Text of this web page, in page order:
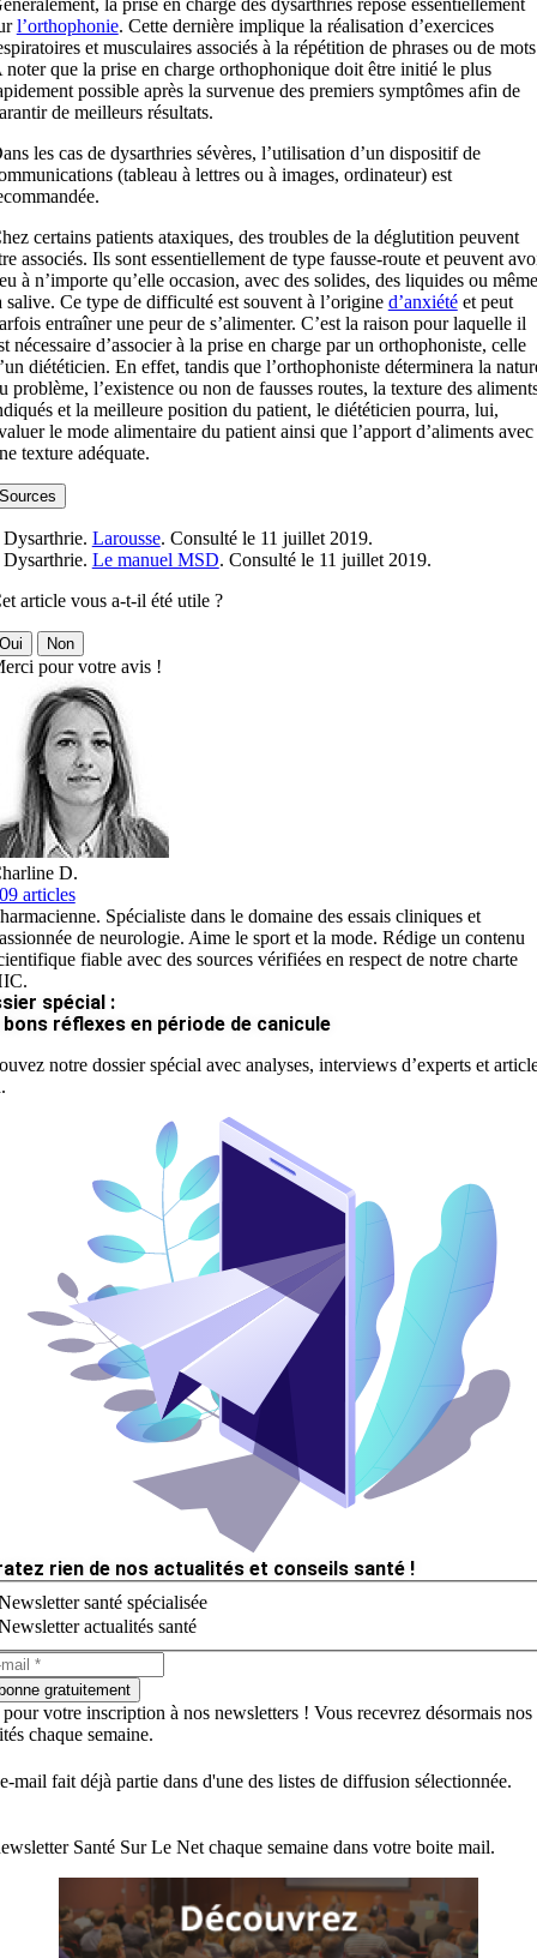
la prise en charge des dysarthries repose essentiellement
l’orthophonie. Cette dernière implique la réalisation d’exercices
et musculaires associés à la répétition de phrases ou de
noter que la prise en charge orthophonique doit être initié le plus
possible après la survenue des premiers symptômes afin de
de meilleurs résultats.
les cas de dysarthries sévères, l’utilisation d’un dispositif de
(tableau à lettres ou à images, ordinateur) est
certains patients ataxiques, des troubles de la déglutition peuvent
associés. Ils sont essentiellement de type fausse-route et peuvent
à n’importe qu’elle occasion, avec des solides, des liquides ou même
salive. Ce type de difficulté est souvent à l’origine d’anxiétéet peut
entraîner une peur de s’alimenter. C’est la raison pour laquelle il
nécessaire d’associer à la prise en charge par un orthophoniste, celle
diététicien. En effet, tandis que l’orthophoniste déterminera la
problème, l’existence ou non de fausses routes, la texture des
et la meilleure position du patient, le diététicien pourra, lui,
le mode alimentaire du patient ainsi que l’apport d’aliments avec
texture adéquate.
Larousse. Consulté le 11 juillet 2019.
Le manuel MSD. Consulté le 11 juillet 2019.
article vous a-t-il été utile ?
Non
pour votre avis !
D.
articles
Spécialiste dans le domaine des essais cliniques et
de neurologie. Aime le sport et la mode. Rédige un contenu
fiable avec des sources vérifiées en respect de notre charte
spécial :
bons réflexes en période de canicule
notre dossier spécial avec analyses, interviews d’experts et
rien de nos actualités et conseils santé !
santé spécialisée
actualités santé
gratuitement
votre inscription à nos newsletters ! Vous recevrez désormais nos
chaque semaine.
mail fait déjà partie dans d'une des listes de diffusion sélectionnée.
Santé Sur Le Net chaque semaine dans votre boite mail.